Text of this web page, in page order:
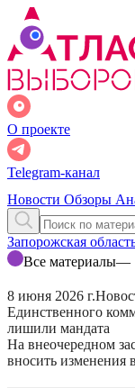
О проекте
Telegram-канал
Новости Обзоры
Запорожская
Все материалы—
8 июня 2026 г.
Единственного
лишили мандата
На внеочередном
вносить изменения